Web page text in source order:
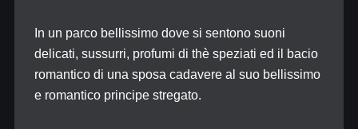
In un parco bellissimo dove si sentono suoni
delicati, sussurri, profumi di thè speziati ed il bacio
romantico di una sposa cadavere al suo bellissimo
e romantico principe stregato.